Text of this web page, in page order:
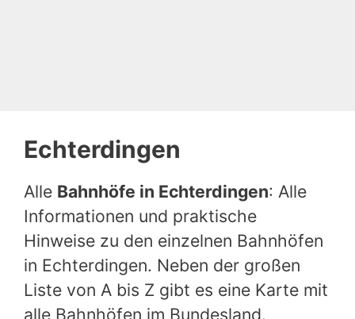
Echterdingen
Alle Bahnhöfe in Echterdingen: Alle
Informationen und praktische
Hinweise zu den einzelnen Bahnhöfen
in Echterdingen. Neben der großen
Liste von A bis Z gibt es eine Karte mit
alle Bahnhöfen im Bundesland.